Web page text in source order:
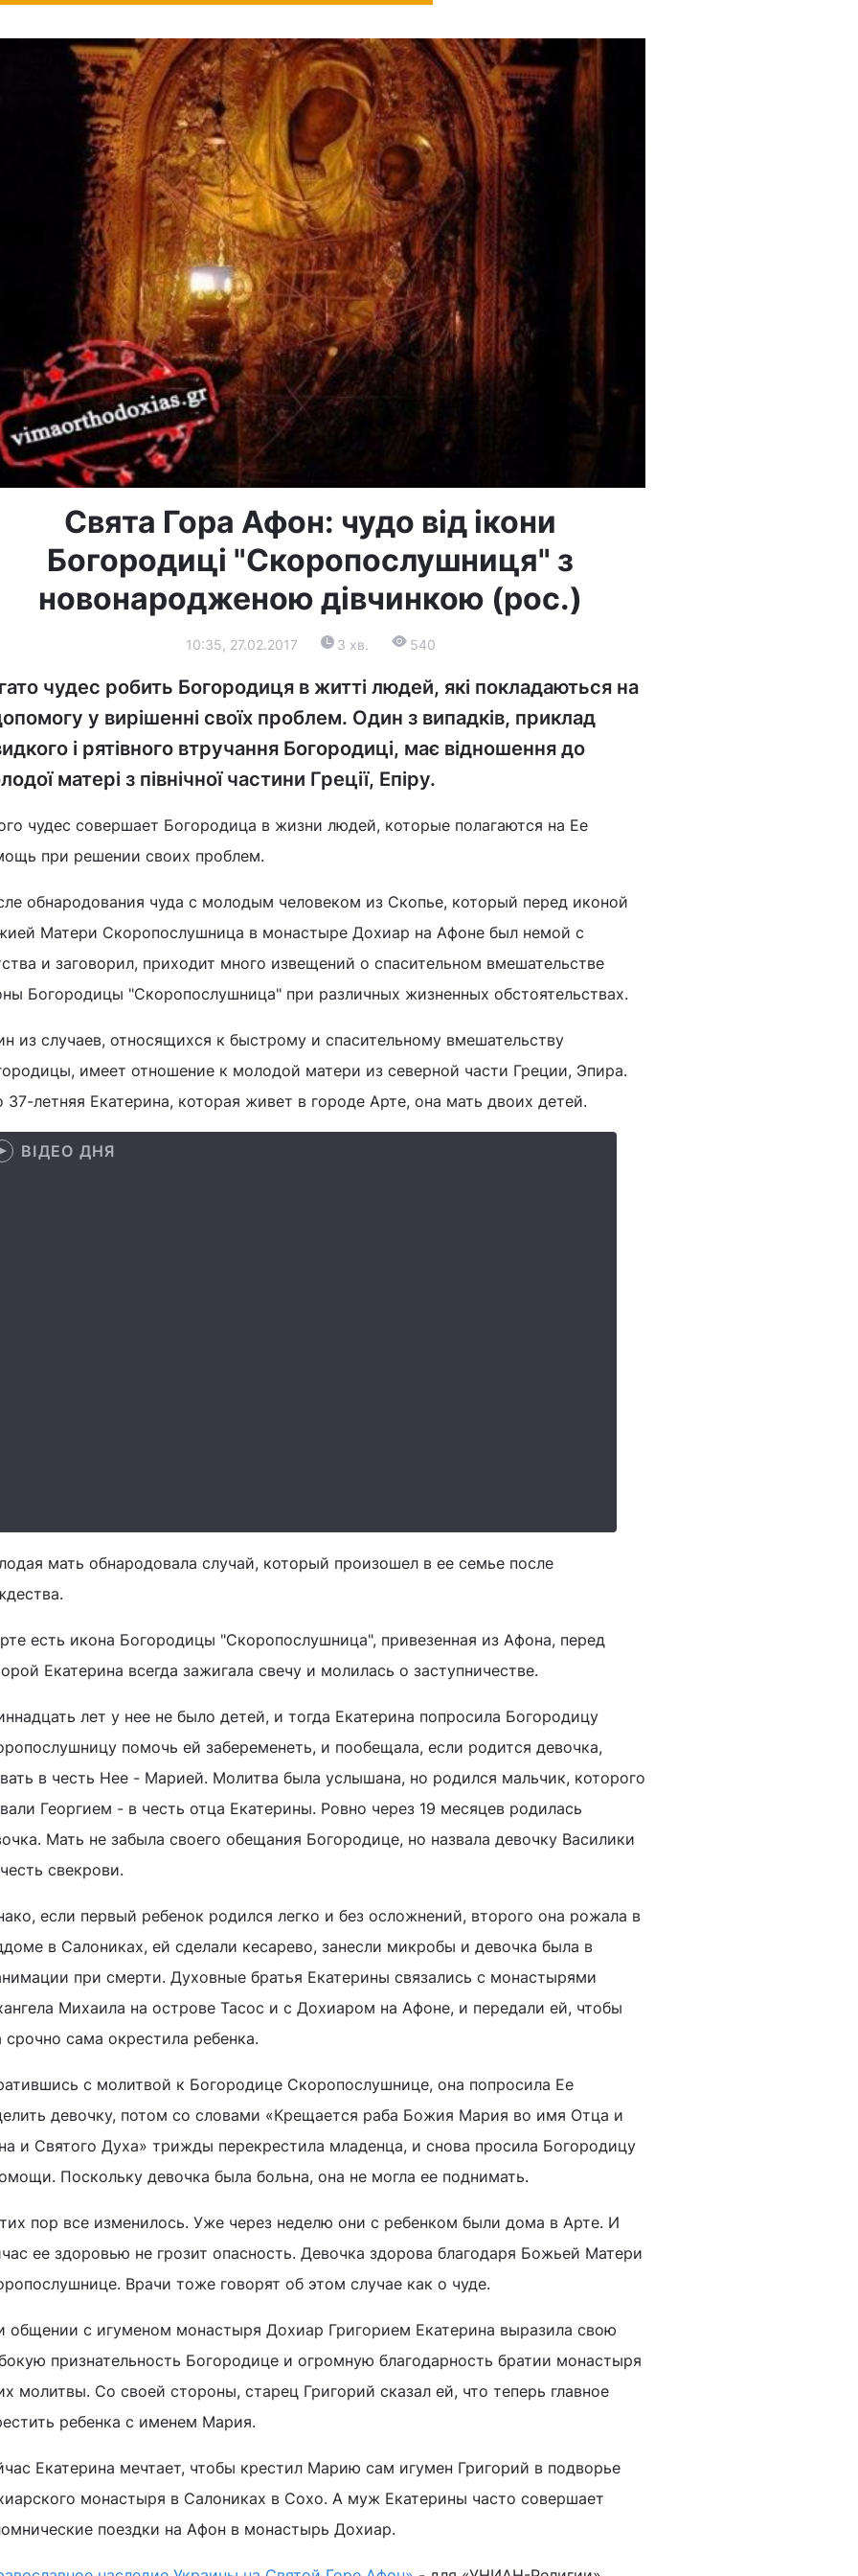
Свята Гора Афон: чудо від ікони
Богородиці "Скоропослушниця" з
новонародженою дівчинкою (рос.)
10:35, 27.02.2017 3 хв. 540
чудес робить Богородиця в житті людей, які покладаються на
у вирішенні своїх проблем. Один з випадків, приклад
і рятівного втручання Богородиці, має відношення до
матері з північної частини Греції, Епіру.
чудес совершает Богородица в жизни людей, которые полагаются на Ее
при решении своих проблем.
обнародования чуда с молодым человеком из Скопье, который перед иконой
Матери Скоропослушница в монастыре Дохиар на Афоне был немой с
и заговорил, приходит много извещений о спасительном вмешательстве
Богородицы "Скоропослушница" при различных жизненных обстоятельствах.
из случаев, относящихся к быстрому и спасительному вмешательству
имеет отношение к молодой матери из северной части Греции, Эпира.
37-летняя Екатерина, которая живет в городе Арте, она мать двоих детей.
ВІДЕО ДНЯ
мать обнародовала случай, который произошел в ее семье после
есть икона Богородицы "Скоропослушница", привезенная из Афона, перед
Екатерина всегда зажигала свечу и молилась о заступничестве.
лет у нее не было детей, и тогда Екатерина попросила Богородицу
помочь ей забеременеть, и пообещала, если родится девочка,
в честь Нее - Марией. Молитва была услышана, но родился мальчик, которого
Георгием - в честь отца Екатерины. Ровно через 19 месяцев родилась
Мать не забыла своего обещания Богородице, но назвала девочку Василики
свекрови.
если первый ребенок родился легко и без осложнений, второго она рожала в
в Салониках, ей сделали кесарево, занесли микробы и девочка была в
при смерти. Духовные братья Екатерины связались с монастырями
Михаила на острове Тасос и с Дохиаром на Афоне, и передали ей, чтобы
срочно сама окрестила ребенка.
с молитвой к Богородице Скоропослушнице, она попросила Ее
девочку, потом со словами «Крещается раба Божия Мария во имя Отца и
и Святого Духа» трижды перекрестила младенца, и снова просила Богородицу
Поскольку девочка была больна, она не могла ее поднимать.
пор все изменилось. Уже через неделю они с ребенком были дома в Арте. И
ее здоровью не грозит опасность. Девочка здорова благодаря Божьей Матери
Врачи тоже говорят об этом случае как о чуде.
общении с игуменом монастыря Дохиар Григорием Екатерина выразила свою
признательность Богородице и огромную благодарность братии монастыря
молитвы. Со своей стороны, старец Григорий сказал ей, что теперь главное
ребенка с именем Мария.
Екатерина мечтает, чтобы крестил Марию сам игумен Григорий в подворье
монастыря в Салониках в Сохо. А муж Екатерины часто совершает
поездки на Афон в монастырь Дохиар.